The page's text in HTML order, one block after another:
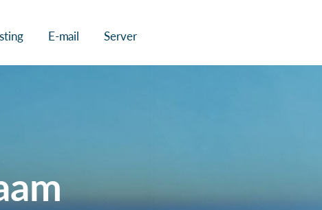
E-mail Server